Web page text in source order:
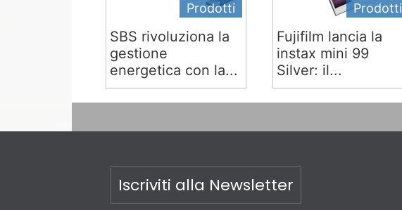
Prodotti
SBS rivoluziona la
gestione
energetica con la...
Prodotti
Fujifilm lancia la
instax mini 99
Silver: il...
Iscriviti alla Newsletter